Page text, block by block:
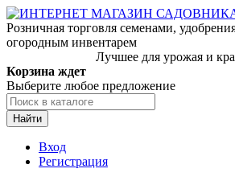
Розничная торговля семенами,
огородным инвентарем
Лучшее для урожая и
Корзина ждет
Выберите любое предложение
Найти
Вход
Регистрация